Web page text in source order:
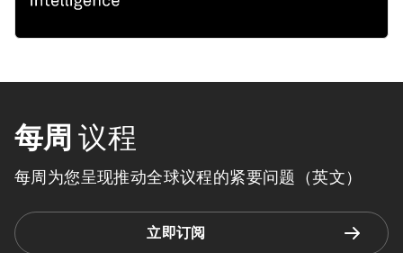
每周 议程
每周为您呈现推动全球议程的紧要问题（英文）
立即订阅